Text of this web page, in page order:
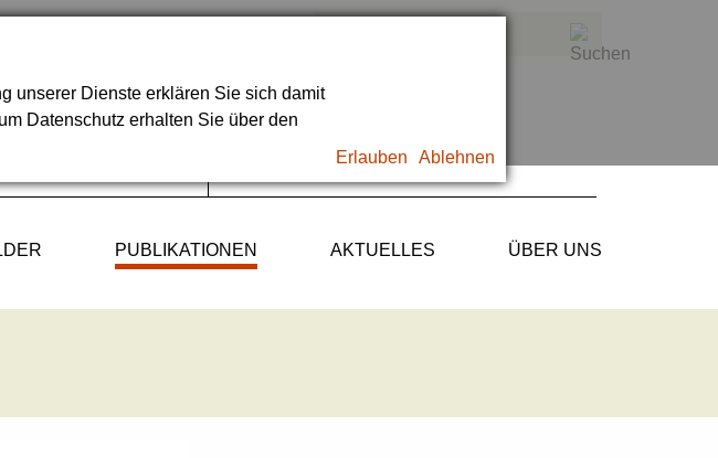
unserer Dienste erklären Sie sich damit
Datenschutz erhalten Sie über den
Erlauben Ablehnen
PUBLIKATIONEN AKTUELLES ÜBER UNS